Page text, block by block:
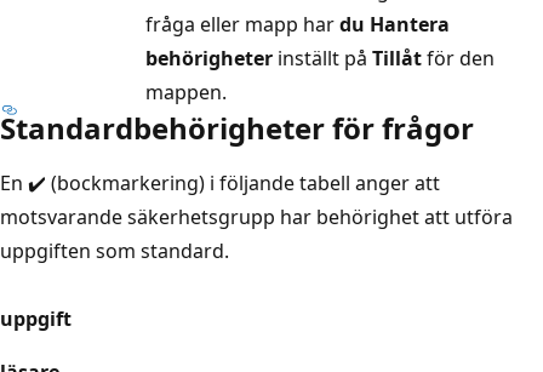
fråga eller mapp hardu Hantera
behörigheter inställt på Tillåtför den
mappen.
Standardbehörigheter för frågor
En ✔️ (bockmarkering) i följande tabell anger att
motsvarande säkerhetsgrupp har behörighet att utföra
uppgiften som standard.
uppgift